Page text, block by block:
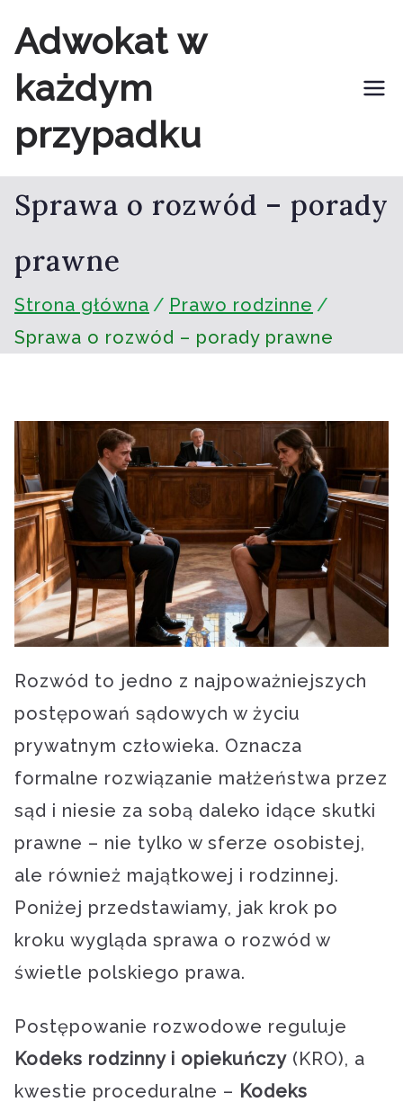
do
treści
Adwokat w
każdym
przypadku
Sprawa o rozwód – porady
prawne
Strona główna
Prawo rodzinne
Sprawa o rozwód – porady prawne
Rozwód to jedno z najpoważniejszych
postępowań sądowych w życiu
prywatnym człowieka. Oznacza
formalne rozwiązanie małżeństwa przez
sąd i niesie za sobą daleko idące skutki
prawne – nie tylko w sferze osobistej,
ale również majątkowej i rodzinnej.
Poniżej przedstawiamy, jak krok po
kroku wygląda sprawa o rozwód w
świetle polskiego prawa.
Postępowanie rozwodowe reguluje
Kodeks rodzinny i opiekuńczy (KRO), a
kwestie proceduralne – Kodeks